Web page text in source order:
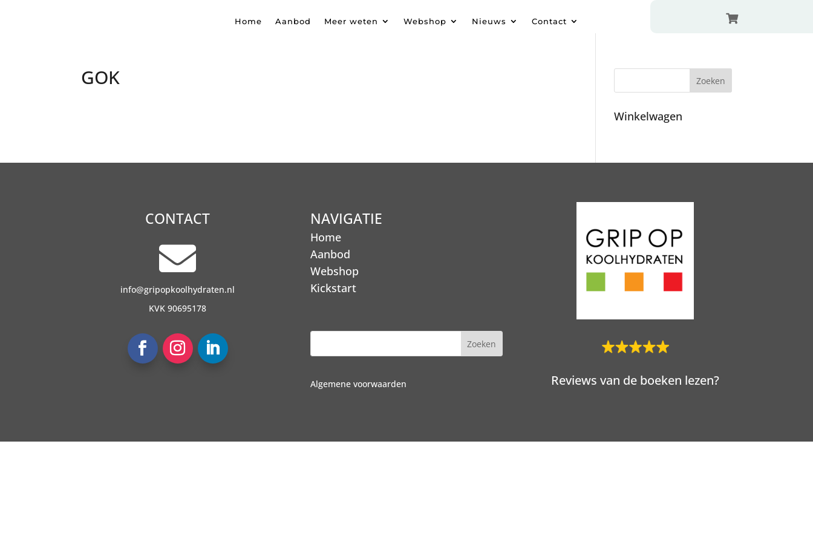
Home Aanbod Meer weten Webshop Nieuws Contact 
GOK
Winkelwagen
CONTACT

info@gripopkoolhydraten.nl
KVK 90695178
NAVIGATIE
Home
Aanbod
Webshop
Kickstart
Algemene voorwaarden Reviews van de boeken lezen?